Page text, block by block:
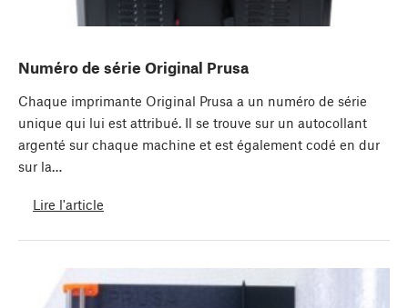
Numéro de série Original Prusa
Chaque imprimante Original Prusa a un numéro de série
unique qui lui est attribué. Il se trouve sur un autocollant
argenté sur chaque machine et est également codé en dur
sur la…
Lire l'article